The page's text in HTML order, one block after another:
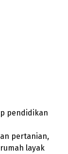
pendidikan
pertanian,
layak